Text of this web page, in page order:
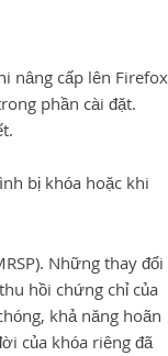
nâng cấp lên Firefox
phần cài đặt.
bị khóa hoặc khi
Những thay đổi
hồi chứng chỉ của
khả năng hoãn
của khóa riêng đã